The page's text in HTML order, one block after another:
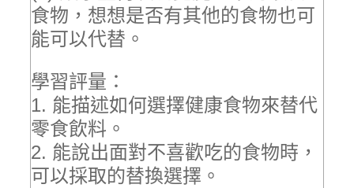
食物，想想是否有其他的食物也可
能可以代替。
學習評量：
1. 能描述如何選擇健康食物來替代
零食飲料。
2. 能說出面對不喜歡吃的食物時，
可以採取的替換選擇。